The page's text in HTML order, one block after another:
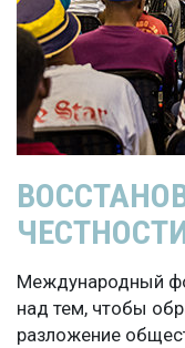
Международный
над тем, чтобы
разложение